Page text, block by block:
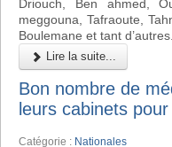
Driouch, Ben ahmed,
meggouna, Tafraoute,
Boulemane et tant d’autres.
Lire la suite...
Bon nombre de
leurs cabinets
Catégorie : Nationales